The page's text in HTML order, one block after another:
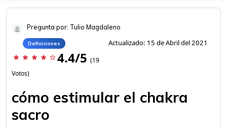
Pregunta por: Tulio Magdaleno
Definiciones Actualizado: 15 de Abril del 2021
star star star star star_border 4.4/5 (19
Votos)
cómo estimular el chakra
sacro